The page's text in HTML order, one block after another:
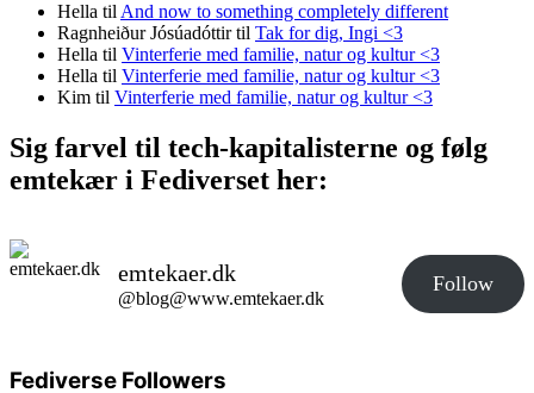
Hella til And now to something completely different
Ragnheiður Jósúadóttirtil Tak for dig, Ingi <3
Hella til Vinterferie med familie, natur og kultur <3
Hella til Vinterferie med familie, natur og kultur <3
Kim til Vinterferie med familie, natur og kultur <3
Sig farvel til tech-kapitalisterne og følg
emtekær i Fediverset her:
emtekaer.dk
@blog@www.emtekaer.dk
Follow
Fediverse Followers